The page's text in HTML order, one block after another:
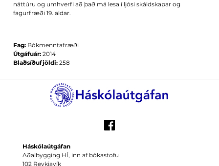
náttúru og umhverfi að það má lesa í ljósi skáldskapar og
fagurfræði 19. aldar.
Fag: Bókmenntafræði
Útgáfuár: 2014
Blaðsíðufjöldi: 258
Háskólaútgáfan
Aðalbygging HÍ, inn af bókastofu
102 Reykjavík